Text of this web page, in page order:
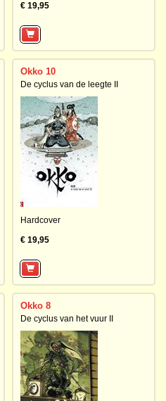
€ 19,95
Okko 10
De cyclus van de leegte II
Hardcover
€ 19,95
Okko 8
De cyclus van het vuur II